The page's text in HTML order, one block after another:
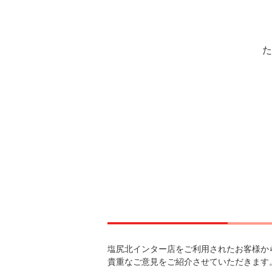
塩尻北インター店をご利用されたお客様か
貴重なご意見をご紹介させていただきます